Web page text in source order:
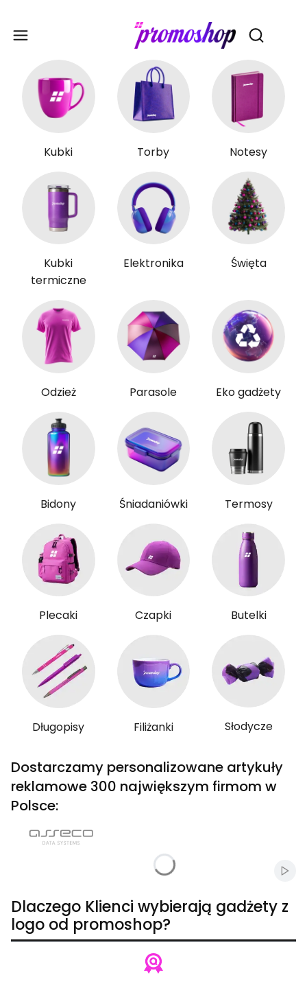
Otwórz
Kubki Torby Notesy
Kubki
termiczne
Elektronika Święta
Odzież Parasole Eko gadżety
Bidony Śniadaniówki Termosy
Plecaki Czapki Butelki
Długopisy Filiżanki Słodycze
Dostarczamy personalizowane artykuły
reklamowe 300 największym firmom w
Polsce:
Dlaczego Klienci wybierają gadżety z
logo od promoshop?